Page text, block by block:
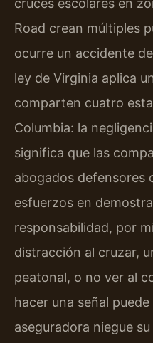
Road crean múltiples
ocurre un accidente
ley de Virginia aplica
comparten cuatro
Columbia: la
significa que las
abogados defensores
esfuerzos en
responsabilidad, por
distracción al cruzar,
peatonal, o no ver al
hacer una señal
aseguradora niegue